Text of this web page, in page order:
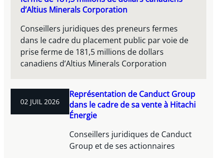
d’Altius Minerals Corporation
Conseillers juridiques des preneurs fermes
dans le cadre du placement public par voie de
prise ferme de 181,5 millions de dollars
canadiens d’Altius Minerals Corporation
02 JUIL 2026
Représentation de Canduct Group
dans le cadre de sa vente à Hitachi
Énergie
Conseillers juridiques de Canduct
Group et de ses actionnaires